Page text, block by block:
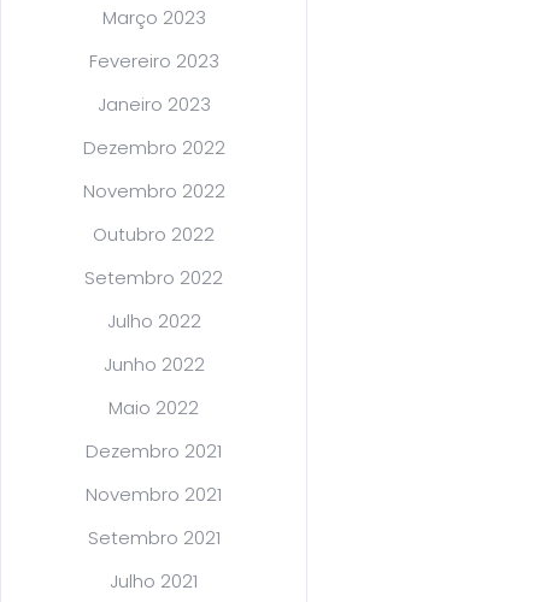
Março 2023
Fevereiro 2023
Janeiro 2023
Dezembro 2022
Novembro 2022
Outubro 2022
Setembro 2022
Julho 2022
Junho 2022
Maio 2022
Dezembro 2021
Novembro 2021
Setembro 2021
Julho 2021